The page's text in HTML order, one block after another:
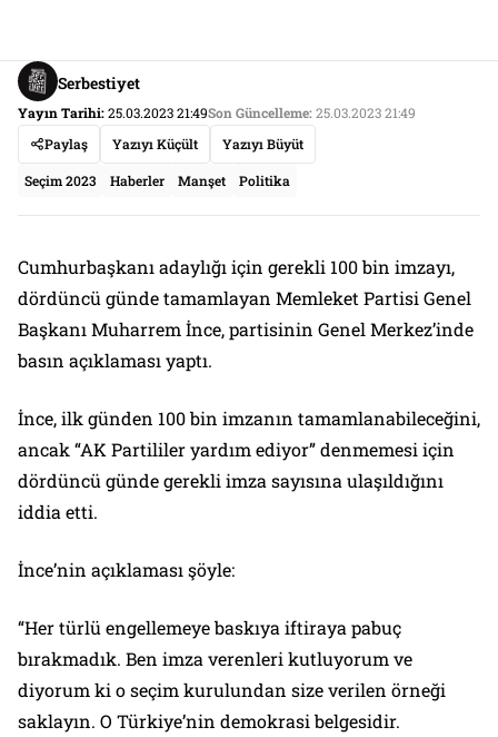
Serbestiyet
Yayın Tarihi:25.03.2023 21:49Son Güncelleme:25.03.2023 21:49
Paylaş
Yazıyı Küçült Yazıyı Büyüt
Seçim 2023 Haberler Manşet Politika
Cumhurbaşkanı adaylığı için gerekli 100 bin imzayı,
dördüncü günde tamamlayan Memleket Partisi Genel
Başkanı Muharrem İnce, partisinin Genel Merkez’inde
basın açıklaması yaptı.
İnce, ilk günden 100 bin imzanın tamamlanabileceğini,
ancak “AK Partililer yardım ediyor” denmemesi için
dördüncü günde gerekli imza sayısına ulaşıldığını
iddia etti.
İnce’nin açıklaması şöyle:
“Her türlü engellemeye baskıya iftiraya pabuç
bırakmadık. Ben imza verenleri kutluyorum ve
diyorum ki o seçim kurulundan size verilen örneği
saklayın. O Türkiye’nin demokrasi belgesidir.